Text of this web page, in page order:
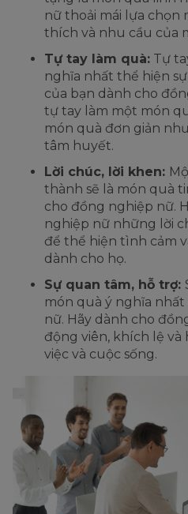
nữ thoải mái lựa chọn
thích và nhu cầu của
Tự tay làm quà: Tự
nghĩa nhất thể hiện
của bạn dành cho
tự tay làm một món
món quà đơn giản
tâm huyết.
Lời chúc, lời khen:
thành sẽ là món quà
cho đồng nghiệp nữ.
nghiệp nữ những lời
để thể hiện tình cảm
dành cho họ.
Sự quan tâm, hỗ trợ:
món quà ý nghĩa
nữ. Hãy dành cho
động viên, khích lệ
việc và cuộc sống.